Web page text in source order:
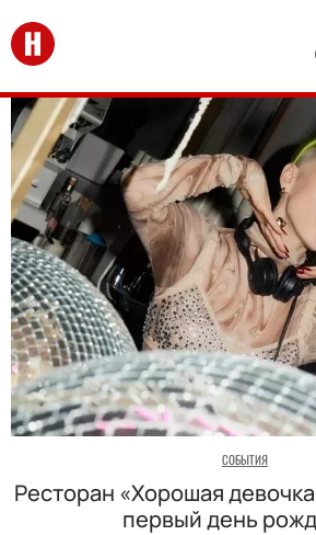
Перейти на главную
СОБЫТИЯ
Ресторан «Хорошая
первый день